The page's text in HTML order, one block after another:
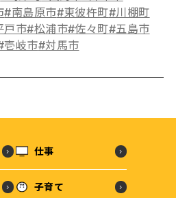
#南島原市#東彼杵町#川棚町
戸市#松浦市#佐々町#五島市
壱岐市#対馬市
仕事
子育て